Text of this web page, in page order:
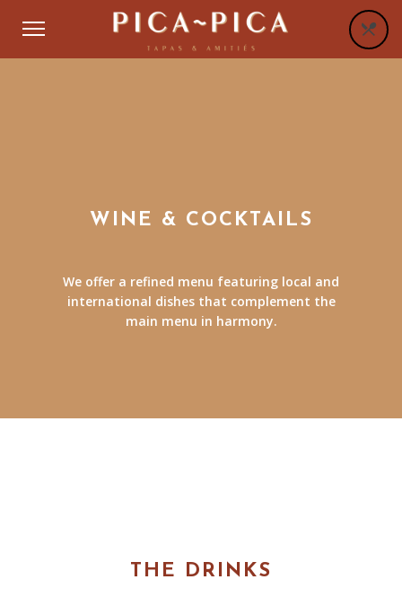
WINE & COCKTAILS
We offer a refined menu featuring local and
international dishes that complement the
main menu in harmony.
THE DRINKS